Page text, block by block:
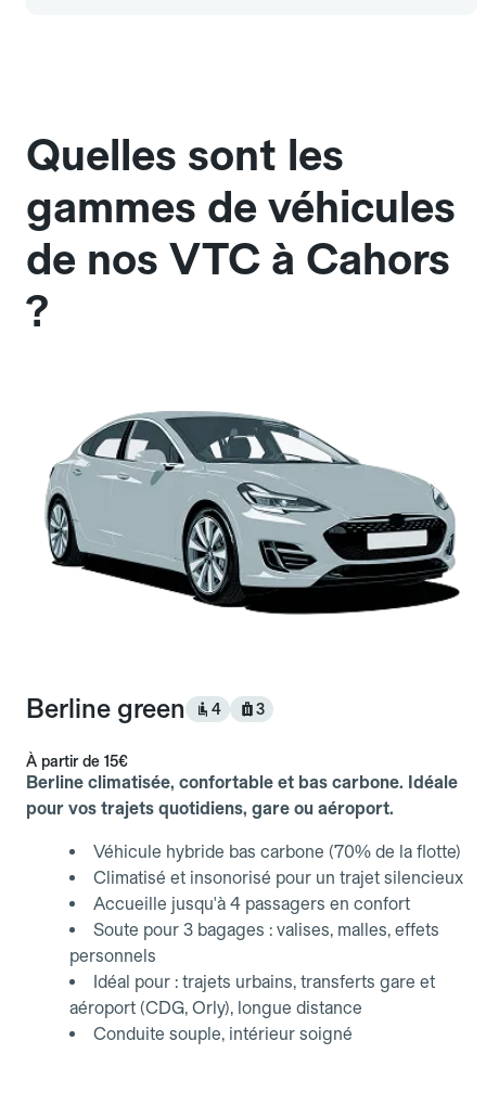
Quelles sont les
gammes de véhicules
de nos VTC à Cahors
?
Berline green 4 3
À partir de 15€
Berline climatisée, confortable et bas carbone. Idéale
pour vos trajets quotidiens, gare ou aéroport.
Véhicule hybride bas carbone (70% de la flotte)
Climatisé et insonorisé pour un trajet silencieux
Accueille jusqu'à 4 passagers en confort
Soute pour 3 bagages : valises, malles, effets
personnels
Idéal pour : trajets urbains, transferts gare et
aéroport (CDG, Orly), longue distance
Conduite souple, intérieur soigné